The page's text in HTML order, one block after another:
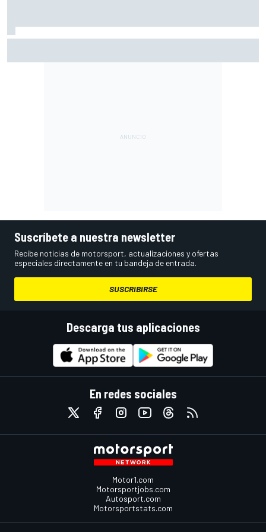
Suscríbete a nuestra newsletter
Recibe noticias de motorsport, actualizaciones y ofertas
especiales directamente en tu bandeja de entrada.
SUSCRIBIRSE
Descarga tus aplicaciones
En redes sociales
Motor1.com
Motorsportjobs.com
Autosport.com
Motorsportstats.com